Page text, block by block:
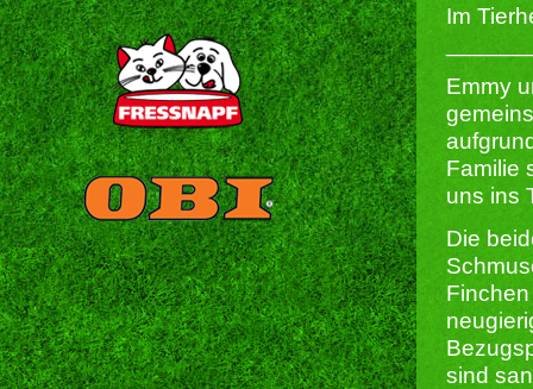
Im
Emmy
Familie
uns ins
Die
sind